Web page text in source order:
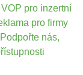
VOP pro inzertní
pro firmy
Podpořte nás,